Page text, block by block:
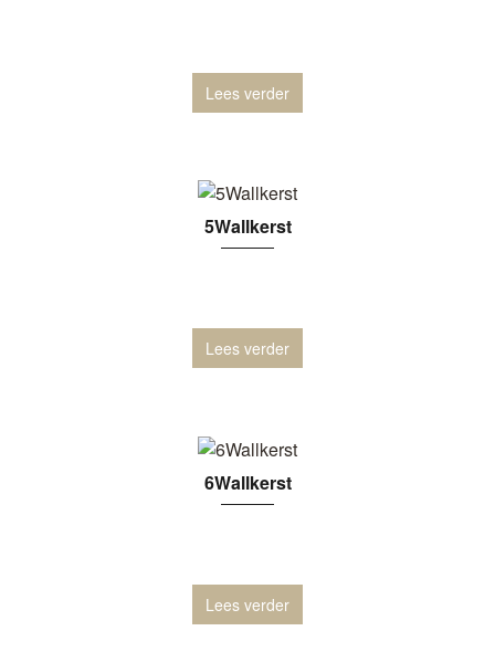
Lees verder
5Wallkerst
Lees verder
6Wallkerst
Lees verder